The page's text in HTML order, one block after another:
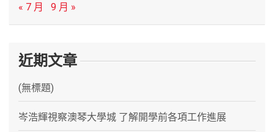
« 7 月
9 月 »
近期文章
(無標題)
岑浩輝視察澳琴大學城 了解開學前各項工作進展